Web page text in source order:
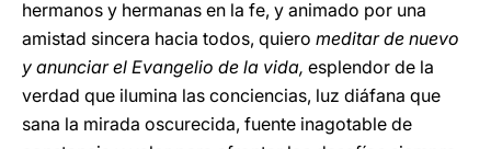
hermanos y hermanas en la fe, y animado por una
amistad sincera hacia todos, quiero meditar de nuevo
y anunciar el Evangelio de la vida, esplendor de la
verdad que ilumina las conciencias, luz diáfana que
sana la mirada oscurecida, fuente inagotable de